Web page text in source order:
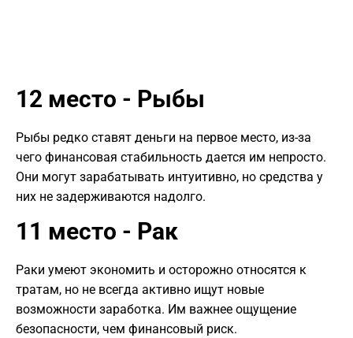
12 место - Рыбы
Рыбы редко ставят деньги на первое место, из-за
чего финансовая стабильность дается им непросто.
Они могут зарабатывать интуитивно, но средства у
них не задерживаются надолго.
11 место - Рак
Раки умеют экономить и осторожно относятся к
тратам, но не всегда активно ищут новые
возможности заработка. Им важнее ощущение
безопасности, чем финансовый риск.